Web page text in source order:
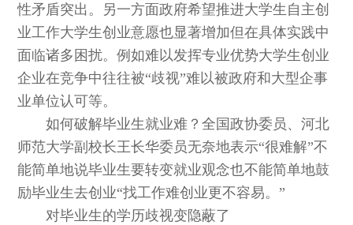
性矛盾突出。另一方面政府希望推进大学生自主创
业工作大学生创业意愿也显著增加但在具体实践中
面临诸多困扰。例如难以发挥专业优势大学生创业
企业在竞争中往往被“歧视”难以被政府和大型企事
业单位认可等。
如何破解毕业生就业难？全国政协委员、河北
师范大学副校长王长华委员无奈地表示“很难解”不
能简单地说毕业生要转变就业观念也不能简单地鼓
励毕业生去创业“找工作难创业更不容易。”
对毕业生的学历歧视变隐蔽了